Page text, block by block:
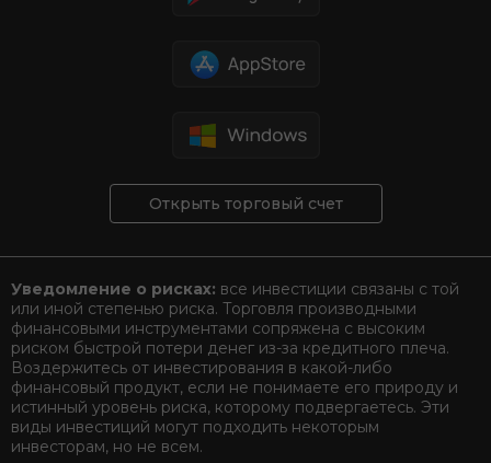
Открыть торговый счет
Уведомление о рисках: все инвестиции связаны с той
или иной степенью риска. Торговля производными
финансовыми инструментами сопряжена с высоким
риском быстрой потери денег из-за кредитного плеча.
Воздержитесь от инвестирования в какой-либо
финансовый продукт, если не понимаете его природу и
истинный уровень риска, которому подвергаетесь. Эти
виды инвестиций могут подходить некоторым
инвесторам, но не всем.